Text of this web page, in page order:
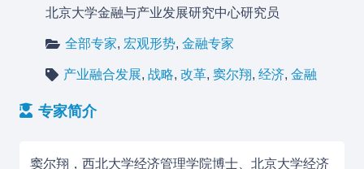
北京大学金融与产业发展研究中心研究员
全部专家, 宏观形势,金融专家
产业融合发展,战略,改革,窦尔翔,经济,金融
专家简介
窦尔翔，西北大学经济管理学院博士、北京大学经济